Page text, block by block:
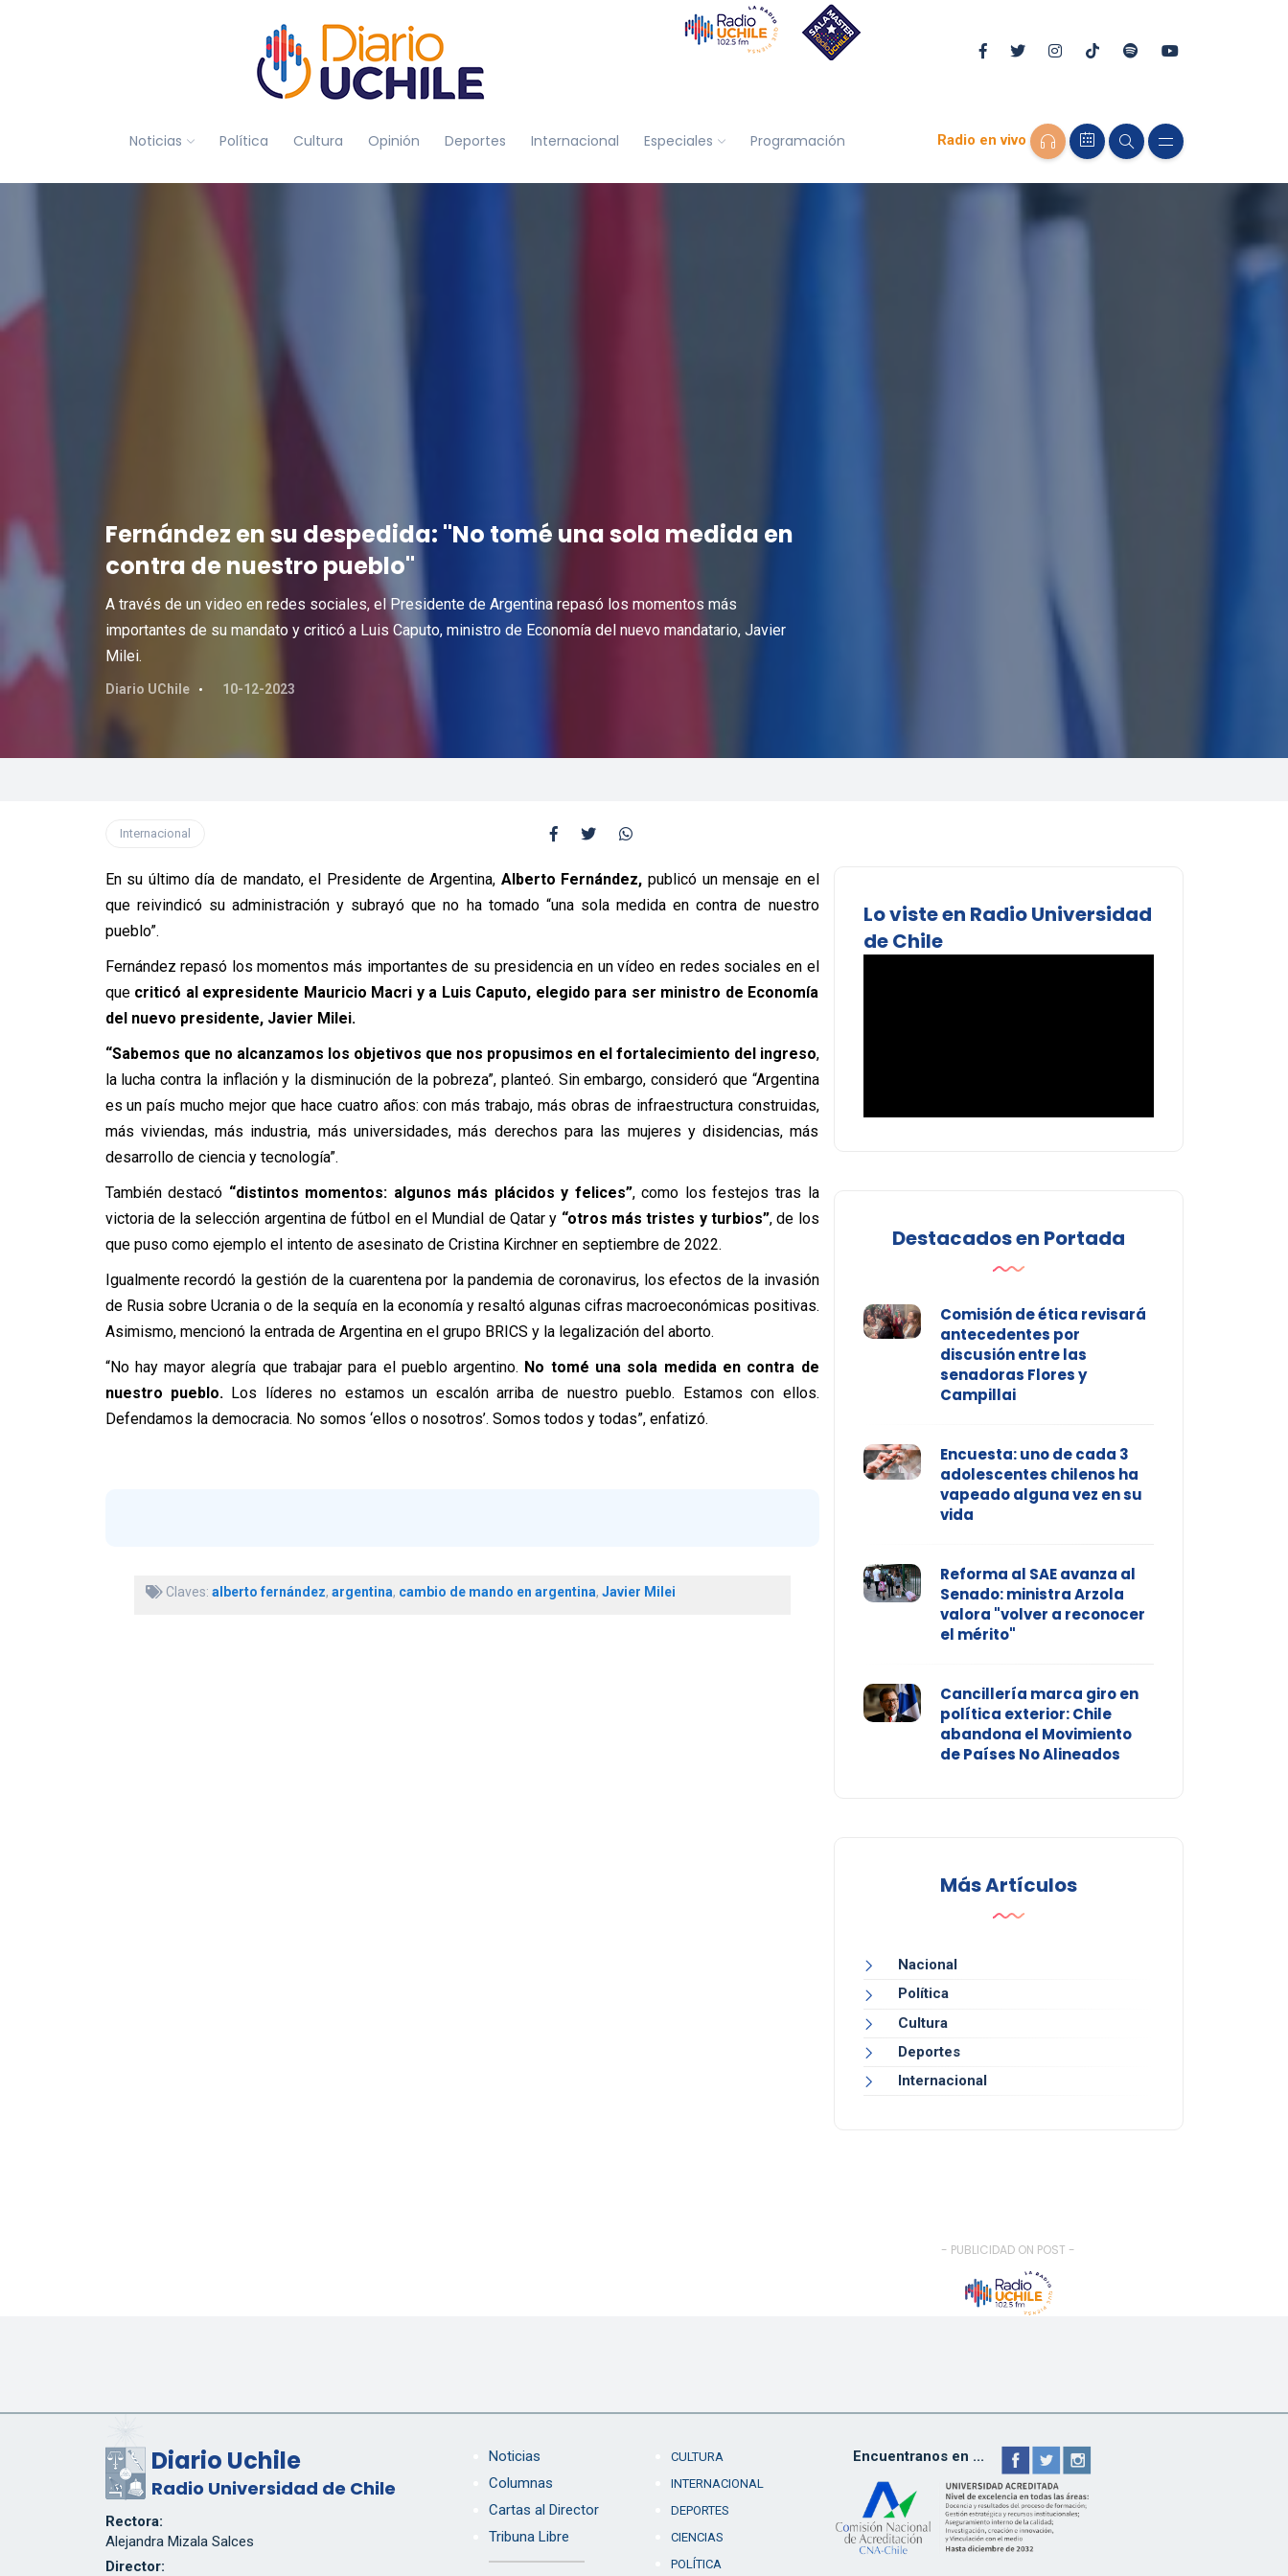
Noticias Política Cultura Opinión Deportes Internacional Especiales Programación Radio en vivo
Fernández en su despedida: "No tomé una sola medida en
contra de nuestro pueblo"
A través de un video en redes sociales, el Presidente de Argentina repasó los momentos más
importantes de su mandato y criticó a Luis Caputo, ministro de Economía del nuevo mandatario, Javier
Milei.
Diario UChile 10-12-2023
Internacional
En su último día de mandato, el Presidente de Argentina, Alberto Fernández, publicó un mensaje en el
que reivindicó su administración y subrayó que no ha tomado “una sola medida en contra de nuestro
pueblo”.
Fernández repasó los momentos más importantes de su presidencia en un vídeo en redes sociales en el
quecriticó al expresidente Mauricio Macri y a Luis Caputo, elegido para ser ministro de Economía
del nuevo presidente, Javier Milei.
“Sabemos que no alcanzamos los objetivos que nos propusimos en el fortalecimiento del ingreso,
la lucha contra la inflación y la disminución de la pobreza”, planteó. Sin embargo, consideró que “Argentina
es un país mucho mejor que hace cuatro años: con más trabajo, más obras de infraestructura construidas,
más viviendas, más industria, más universidades, más derechos para las mujeres y disidencias, más
desarrollo de ciencia y tecnología”.
También destacó “distintos momentos: algunos más plácidos y felices”, como los festejos tras la
victoria de la selección argentina de fútbol en el Mundial de Qatar y “otros más tristes y turbios”, de los
que puso como ejemplo el intento de asesinato de Cristina Kirchner en septiembre de 2022.
Igualmente recordó la gestión de la cuarentena por la pandemia de coronavirus, los efectos de la invasión
de Rusia sobre Ucrania o de la sequía en la economía y resaltó algunas cifras macroeconómicas positivas.
Asimismo, mencionó la entrada de Argentina en el grupo BRICS y la legalización del aborto.
“No hay mayor alegría que trabajar para el pueblo argentino. No tomé una sola medida en contra de
nuestro pueblo.Los líderes no estamos un escalón arriba de nuestro pueblo. Estamos con ellos.
Defendamos la democracia. No somos ‘ellos o nosotros’. Somos todos y todas”, enfatizó.
Claves: alberto fernández, argentina, cambio de mando en argentina, Javier Milei
Lo viste en Radio Universidad
de Chile
Destacados en Portada
Comisión de ética revisará
antecedentes por
discusión entre las
senadoras Flores y
Campillai
Encuesta: uno de cada 3
adolescentes chilenos ha
vapeado alguna vez en su
vida
Reforma al SAE avanza al
Senado: ministra Arzola
valora "volver a reconocer
el mérito"
Cancillería marca giro en
política exterior: Chile
abandona el Movimiento
de Países No Alineados
Más Artículos
Nacional
Política
Cultura
Deportes
Internacional
- PUBLICIDAD ON POST -
Diario Uchile
Radio Universidad de Chile
Rectora:
Alejandra Mizala Salces
Director:
Noticias
Columnas
Cartas al Director
Tribuna Libre
CULTURA
INTERNACIONAL
DEPORTES
CIENCIAS
POLÍTICA
Encuentranos en ...